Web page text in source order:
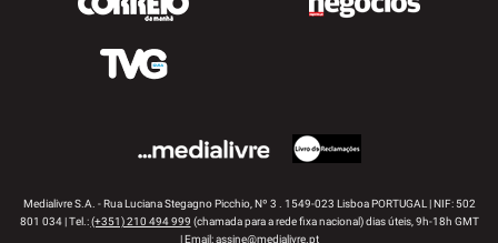
Medialivre S.A. - Rua Luciana Stegagno Picchio, Nº 3 . 1549-023 Lisboa PORTUGAL | NIF: 502
801 034 | Tel.:(+351) 210 494 999 (chamada para a rede fixa nacional) dias úteis, 9h-18h GMT
| Email:assine@medialivre.pt